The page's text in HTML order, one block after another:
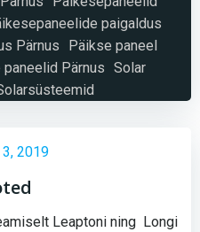
paigaldus
Pärnus
Päikse paneel
paneelid Pärnus Solar
3, 2019
Leaptoni ning Longi